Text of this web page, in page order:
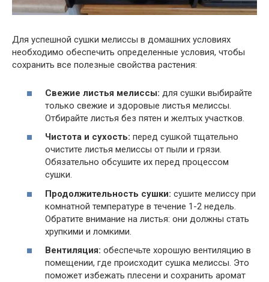
Для успешной сушки мелиссы в домашних условиях
необходимо обеспечить определенные условия, чтобы
сохранить все полезные свойства растения:
Свежие листья мелиссы: для сушки выбирайте
только свежие и здоровые листья мелиссы.
Отбирайте листья без пятен и желтых участков.
Чистота и сухость: перед сушкой тщательно
очистите листья мелиссы от пыли и грязи.
Обязательно обсушите их перед процессом
сушки.
Продолжительность сушки: сушите мелиссу при
комнатной температуре в течение 1-2 недель.
Обратите внимание на листья: они должны стать
хрупкими и ломкими.
Вентиляция: обеспечьте хорошую вентиляцию в
помещении, где происходит сушка мелиссы. Это
поможет избежать плесени и сохранить аромат